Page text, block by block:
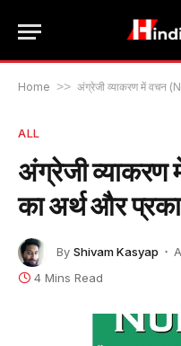
Home >> अंग्रेजी व्याकरण में वचन
ALL
अंग्रेजी
का अर्थ और
By Shivam Kasyap
4 Mins Read